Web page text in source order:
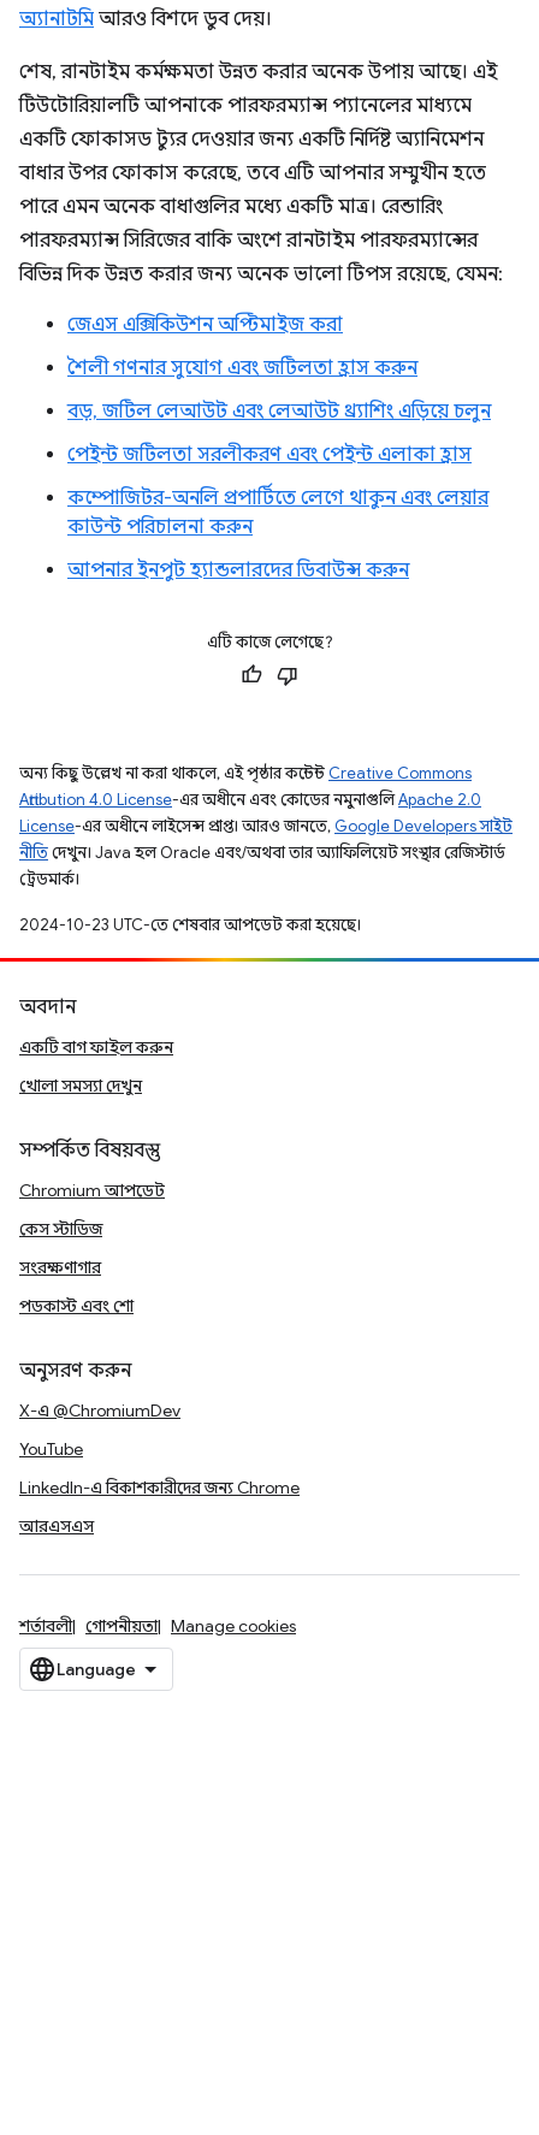
অ্যানাটমি আরও বিশদে ডুব দেয়।
শেষ, রানটাইম কর্মক্ষমতা উন্নত করার অনেক উপায় আছে। এই
টিউটোরিয়ালটি আপনাকে পারফরম্যান্স প্যানেলের মাধ্যমে
একটি ফোকাসড ট্যুর দেওয়ার জন্য একটি নির্দিষ্ট অ্যানিমেশন
বাধার উপর ফোকাস করেছে, তবে এটি আপনার সম্মুখীন হতে
পারে এমন অনেক বাধাগুলির মধ্যে একটি মাত্র। রেন্ডারিং
পারফরম্যান্স সিরিজের বাকি অংশে রানটাইম পারফরম্যান্সের
বিভিন্ন দিক উন্নত করার জন্য অনেক ভালো টিপস রয়েছে, যেমন:
জেএস এক্সিকিউশন অপ্টিমাইজ করা
শৈলী গণনার সুযোগ এবং জটিলতা হ্রাস করুন
বড়, জটিল লেআউট এবং লেআউট থ্র্যাশিং এড়িয়ে চলুন
পেইন্ট জটিলতা সরলীকরণ এবং পেইন্ট এলাকা হ্রাস
কম্পোজিটর-অনলি প্রপার্টিতে লেগে থাকুন এবং লেয়ার
কাউন্ট পরিচালনা করুন
আপনার ইনপুট হ্যান্ডলারদের ডিবাউন্স করুন
এটি কাজে লেগেছে?
অন্য কিছু উল্লেখ না করা থাকলে, এই পৃষ্ঠার কন্টেন্ট Creative Commons
Attribution 4.0 License-এর অধীনে এবং কোডের নমুনাগুলিApache 2.0
License-এর অধীনে লাইসেন্স প্রাপ্ত। আরও জানতে, Google Developers সাইট
নীতিদেখুন। Java হল Oracle এবং/অথবা তার অ্যাফিলিয়েট সংস্থার রেজিস্টার্ড
ট্রেডমার্ক।
2024-10-23 UTC-তে শেষবার আপডেট করা হয়েছে।
অবদান
একটি বাগ ফাইল করুন
খোলা সমস্যা দেখুন
সম্পর্কিত বিষয়বস্তু
Chromium আপডেট
কেস স্টাডিজ
সংরক্ষণাগার
পডকাস্ট এবং শো
অনুসরণ করুন
X-এ @ChromiumDev
YouTube
LinkedIn-এ বিকাশকারীদের জন্য Chrome
আরএসএস
শর্তাবলী গোপনীয়তা Manage cookies